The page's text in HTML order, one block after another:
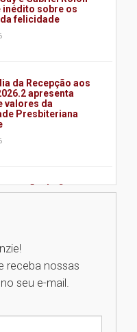
inédito sobre os
felicidade
da Recepção aos
apresenta
valores da
Presbiteriana
do Centro
Mackenzie
edição da Feira
receba nossas
seu e-mail.